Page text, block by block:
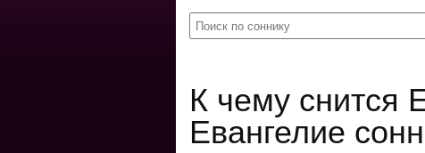
К чему снится Евангелие?
Евангелие